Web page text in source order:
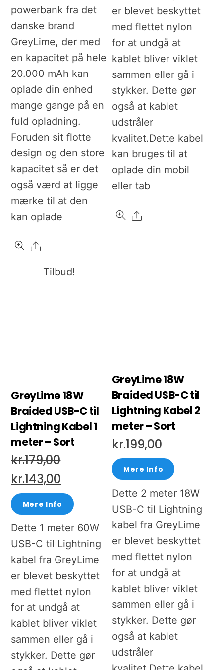
powerbank fra det
danske brand
GreyLime, der med
en kapacitet på hele
20.000 mAh kan
oplade din enhed
mange gange på en
fuld opladning.
Foruden sit flotte
design og den store
kapacitet så er det
også værd at ligge
mærke til at den
kan oplade
Share
er blevet beskyttet
med flettet nylon
for at undgå at
kablet bliver viklet
sammen eller gå i
stykker. Dette gør
også at kablet
udstråler
kvalitet.Dette kabel
kan bruges til at
oplade din mobil
eller tab
Share
Tilbud!
GreyLime 18W
Braided USB-C til
Lightning Kabel 1
meter – Sort
kr.179,00
Den
oprindelige
pris
var:
kr.179,00.
kr.143,00
aktuelle
pris
er:
kr.143,00.
Mere Info
Dette 1 meter 60W
USB-C til Lightning
kabel fra GreyLime
er blevet beskyttet
med flettet nylon
for at undgå at
kablet bliver viklet
sammen eller gå i
stykker. Dette gør
GreyLime 18W
Braided USB-C til
Lightning Kabel 2
meter – Sort
kr.199,00
Mere Info
Dette 2 meter 18W
USB-C til Lightning
kabel fra GreyLime
er blevet beskyttet
med flettet nylon
for at undgå at
kablet bliver viklet
sammen eller gå i
stykker. Dette gør
også at kablet
udstråler